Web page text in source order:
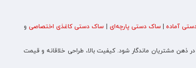
آماده|ساک دستی پارچه‌ای ساک دستی کاغذی اختصاصیو
در ذهن مشتریان ماندگار شود. کیفیت بالا، طراحی خلاقانه و قیمت